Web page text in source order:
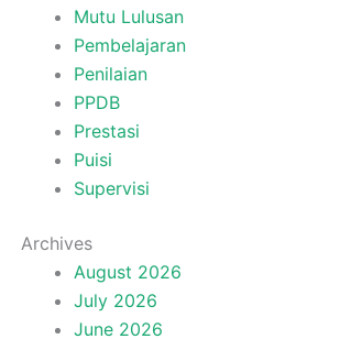
Mutu Lulusan
Pembelajaran
Penilaian
PPDB
Prestasi
Puisi
Supervisi
Archives
August 2026
July 2026
June 2026